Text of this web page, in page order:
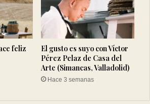
feliz
El gusto es suyo con Víctor
Pérez Pelaz de Casa del
Arte (Simancas, Valladolid)
Hace 3 semanas